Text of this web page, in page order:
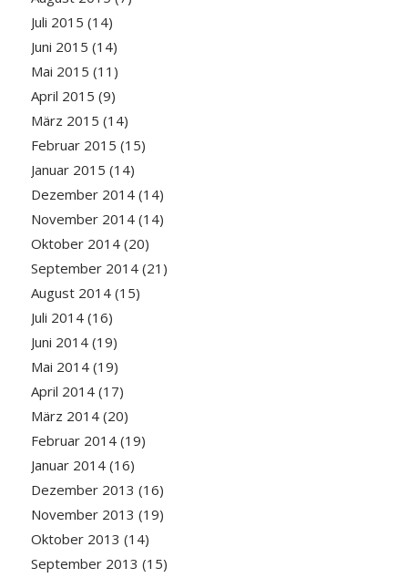
Juli 2015 (14)
Juni 2015 (14)
Mai 2015 (11)
April 2015 (9)
März 2015 (14)
Februar 2015 (15)
Januar 2015 (14)
Dezember 2014(14)
November 2014(14)
Oktober 2014(20)
September 2014(21)
August 2014(15)
Juli 2014(16)
Juni 2014(19)
Mai 2014(19)
April 2014(17)
März 2014(20)
Februar 2014(19)
Januar 2014(16)
Dezember 2013 (16)
November 2013 (19)
Oktober 2013 (14)
September 2013 (15)